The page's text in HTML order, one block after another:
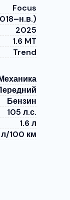
Focus
2025
1.6 MT
Trend
Бензин
105 л.с.
1.6 л
л/100 км